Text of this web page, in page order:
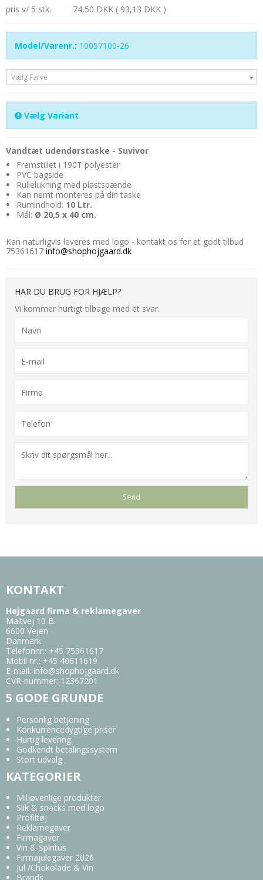
pris v/ 5 stk. 74,50 DKK ( 93,13 DKK )
Model/Varenr.: 10057100-26
Vælg Farve
Vælg Variant
Vandtæt udendørstaske - Suvivor
Fremstillet i 190T polyester
PVC bagside
Rullelukning med plastspænde
Kan nemt monteres på din taske
Rumindhold: 10Ltr.
Mål: Ø 20,5 x 40 cm.
Kan naturligvis leveres med logo - kontakt os for et godt tilbud
75361617 info@shophojgaard.dk
HAR DU BRUG FOR HJÆLP?
Vi kommer hurtigt tilbage med et svar.
KONTAKT
Højgaard firma & reklamegaver
Maltvej 10 B.
6600 Vejen
Danmark
Telefonnr.: +45 75361617
Mobil nr.: +45 40611619
E-mail: info@shophojgaard.dk
CVR-nummer: 12367201
5 GODE GRUNDE
Personlig betjening
Konkurrencedygtige priser
Hurtig levering
Godkendt betalingssystem
Stort udvalg
KATEGORIER
Miljøvenlige produkter
Slik & snacks med logo
Profiltøj
Reklamegaver
Firmagaver
Vin & Spiritus
Firmajulegaver 2026
Jul /Chokolade & Vin
Brands